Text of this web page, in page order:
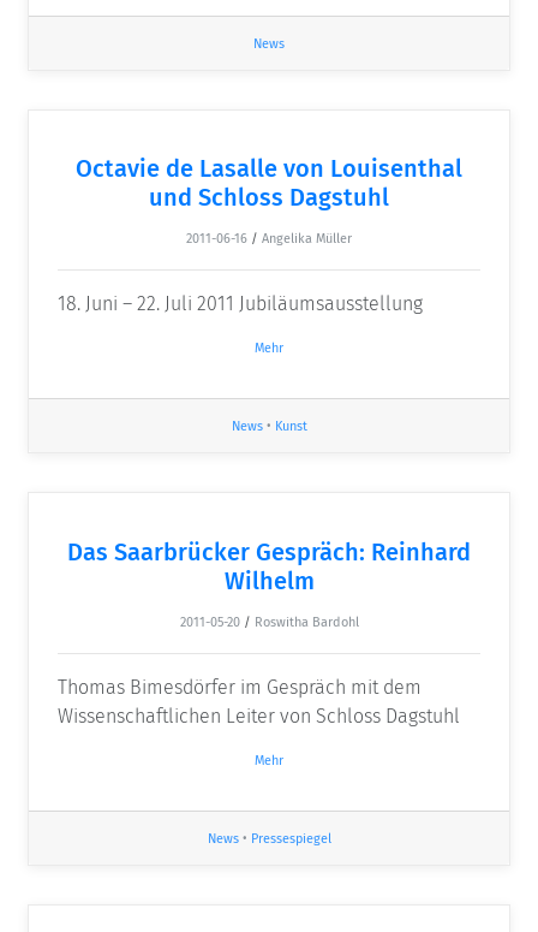
News
Octavie de Lasalle von Louisenthal
und Schloss Dagstuhl
2011-06-16 / Angelika Müller
18. Juni – 22. Juli 2011 Jubiläumsausstellung
Mehr
News• Kunst
Das Saarbrücker Gespräch: Reinhard
Wilhelm
2011-05-20 / Roswitha Bardohl
Thomas Bimesdörfer im Gespräch mit dem
Wissenschaftlichen Leiter von Schloss Dagstuhl
Mehr
News• Pressespiegel